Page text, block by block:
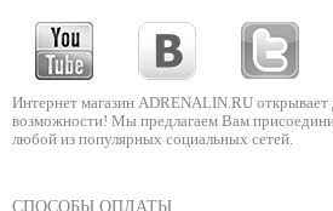
Интернет магазин ADRENALIN.RU открывает
возможности! Мы предлагаем Вам
любой из популярных социальных сетей.
СПОСОБЫ ОПЛАТЫ